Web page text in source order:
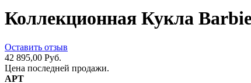
Коллекционная Кукла
Оставить отзыв
42 895,00 Руб.
Цена последней продажи.
АРТ